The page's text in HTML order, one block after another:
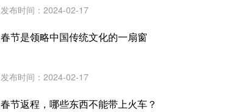
发布时间：2024-02-17
春节是领略中国传统文化的一扇窗
发布时间：2024-02-17
春节返程，哪些东西不能带上火车？